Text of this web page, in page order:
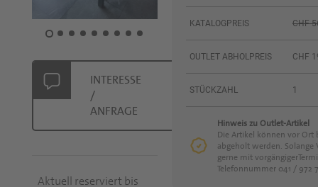
INTERESSE
/
ANFRAGE
Aktuell reserviert bis
KATALOGPREIS CHF
OUTLET ABHOLPREIS CHF
STÜCKZAHL 1
Hinweis zu Outlet-Artikel
Die Artikel können vor Ort
abgeholt werden. Solange
gerne mit
Telefonnummer 041 / 972